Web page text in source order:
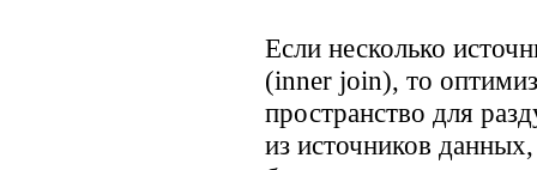
Если несколько
(inner join), то
пространство для
из источников